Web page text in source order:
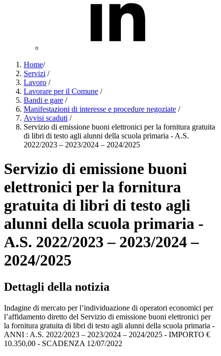
Home/
Servizi /
Lavoro /
Lavorare per il Comune /
Bandi e gare /
Manifestazioni di interesse e procedure negoziate /
Avvisi scaduti /
Servizio di emissione buoni elettronici per la fornitura gratuita
di libri di testo agli alunni della scuola primaria - A.S.
2022/2023 – 2023/2024 – 2024/2025
Servizio di emissione buoni
elettronici per la fornitura
gratuita di libri di testo agli
alunni della scuola primaria -
A.S. 2022/2023 – 2023/2024 –
2024/2025
Dettagli della notizia
Indagine di mercato per l’individuazione di operatori economici per
l’affidamento diretto del Servizio di emissione buoni elettronici per
la fornitura gratuita di libri di testo agli alunni della scuola primaria -
ANNI : A.S. 2022/2023 – 2023/2024 – 2024/2025 - IMPORTO €
10.350,00 - SCADENZA 12/07/2022